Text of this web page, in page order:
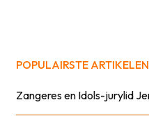
POPULAIRSTE ARTIKELEN
Zangeres en Idols-jurylid